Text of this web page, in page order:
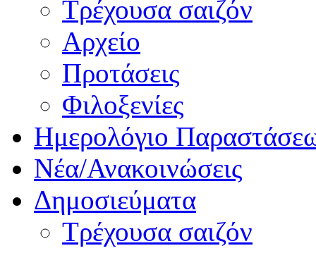
Τρέχουσα σαιζόν
Αρχείο
Προτάσεις
Φιλοξενίες
Ημερολόγιο
Νέα/Ανακοινώσεις
Δημοσιεύματα
Τρέχουσα σαιζόν